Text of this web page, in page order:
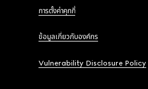
การตั้งค่าคุกกี้
ข้อมูลเกี่ยวกับองค์กร
Vulnerability Disclosure Policy